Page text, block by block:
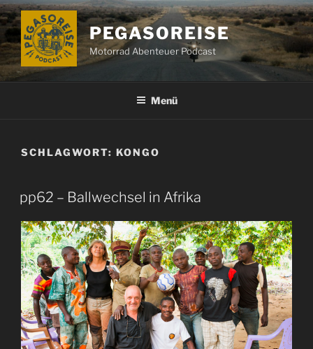
Zum
Inhalt
springen
PEGASOREISE
Motorrad Abenteuer Podcast
Menü
SCHLAGWORT: KONGO
pp62 – Ballwechsel in Afrika